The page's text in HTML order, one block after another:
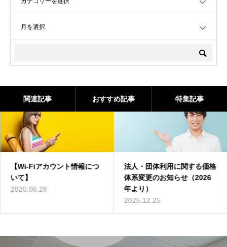
関連記事 おすすめ記事 特集記事
【Wi-Fiアカウント情報につ
いて】
2026.06.28
法人・団体利用に関する価格
体系変更のお知らせ（2026
年より）
2025.12.25